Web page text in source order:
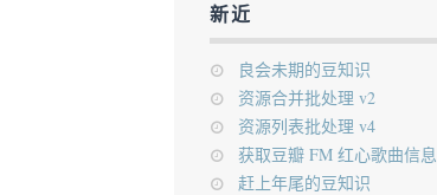
新近
良会未期的豆知识
资源合并批处理 v2
资源列表批处理 v4
获取豆瓣 FM 红心歌曲信息
赶上年尾的豆知识